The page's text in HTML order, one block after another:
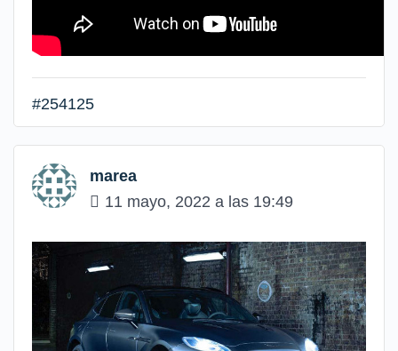
#254125
marea
11 mayo, 2022 a las 19:49